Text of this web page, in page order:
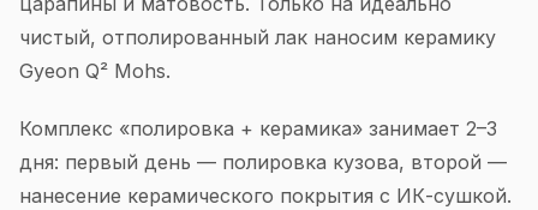
чистый, отполированный лак наносим керамику
Gyeon Q² Mohs.
Комплекс «полировка + керамика» занимает 2–3
дня: первый день — полировка кузова, второй —
нанесение керамического покрытия с ИК-сушкой.